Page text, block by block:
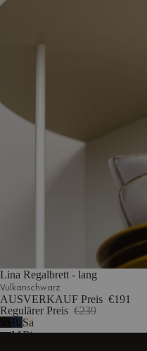
Lina Regalbrett - lang
Vulkanschwarz
AUSVERKAUF Preis €191
Regulärer Preis €239
Vulkanschwarz
Baltisches
Marineblau
Sand
Beige